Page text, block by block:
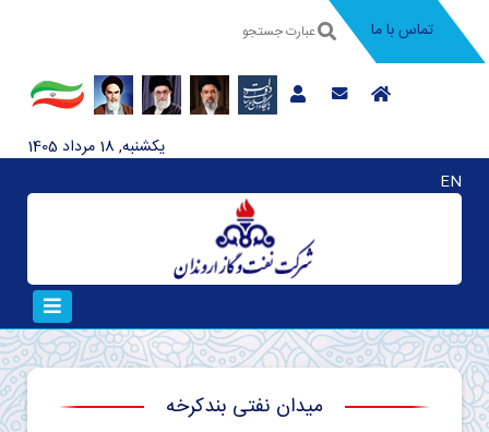
تماس با ما
يکشنبه, 18 مرداد 1405
EN
میدان نفتی بندکرخه